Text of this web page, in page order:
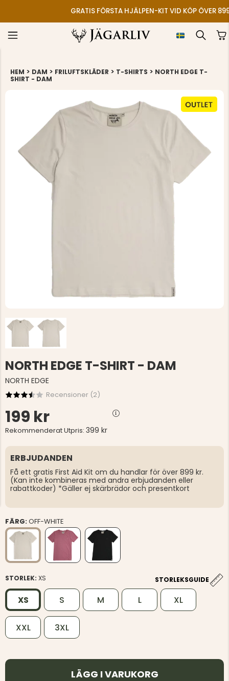
4.7
HEM > DAM > FRILUFTSKLÄDER > T-SHIRTS > NORTH EDGE T-
SHIRT - DAM
NORTH EDGE T-SHIRT - DAM
NORTH EDGE
Recensioner (2)
199 kr
Rekommenderat Utpris: 399 kr
ERBJUDANDEN
Få ett gratis First Aid Kit om du handlar för över 899 kr.
(Kan inte kombineras med andra erbjudanden eller
rabattkoder) *Gäller ej skärbrädor och presentkort
FÄRG:OFF-WHITE
STORLEK: XS STORLEKSGUIDE
XS S M L XL
XXL 3XL
LÄGG I VARUKORG